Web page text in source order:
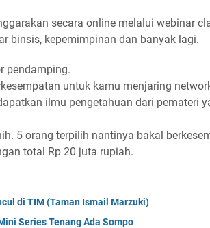
secara online melalui webinar
binsis, kepemimpinan dan banyak lagi.
pendamping.
untuk kamu menjaring
ilmu pengetahuan dari pemateri
5 orang terpilih nantinya bakal
total Rp 20 juta rupiah.
di TIM (Taman Ismail Marzuki)
Series Tenang Ada Sompo